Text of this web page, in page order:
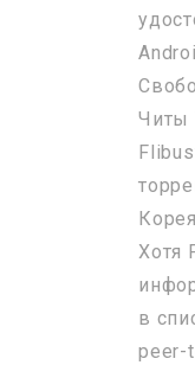
Читы
Хотя
в
peer-